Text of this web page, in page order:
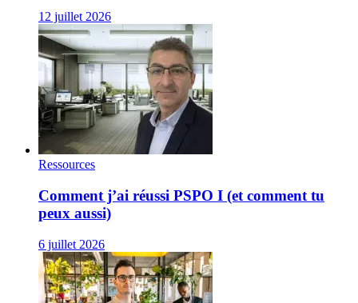
12 juillet 2026
Ressources
Comment j’ai réussi PSPO I (et comment tu
peux aussi)
6 juillet 2026